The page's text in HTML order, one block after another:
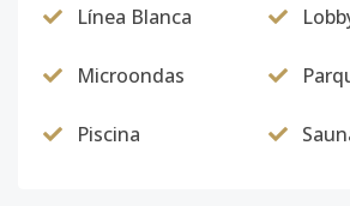
Línea Blanca
Microondas
Piscina